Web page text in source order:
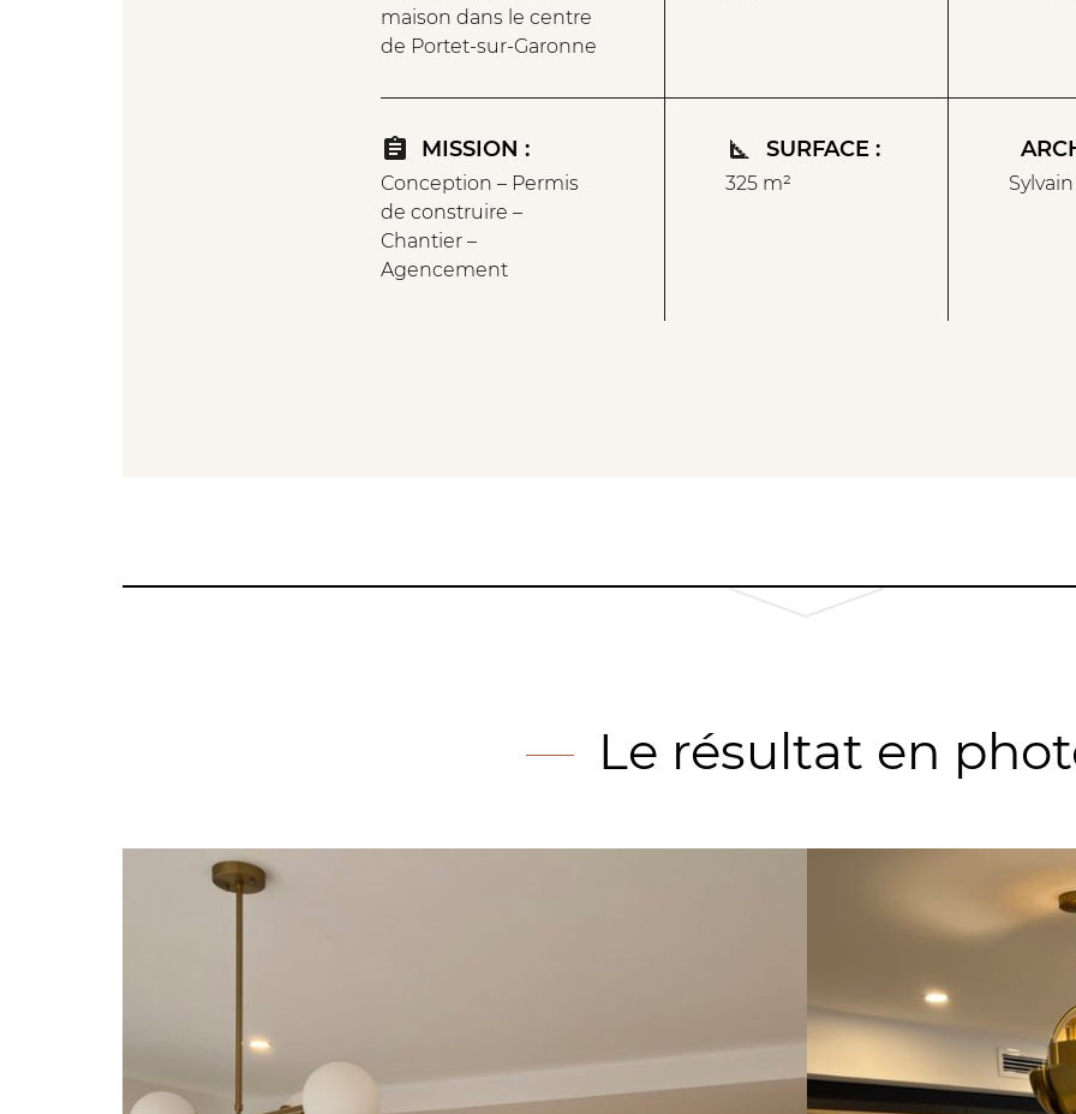
maison dans le centre
de Portet-sur-Garonne
MISSION :
Conception – Permis
de construire –
Chantier –
Agencement
SURFACE :
325 m²
Le résultat en